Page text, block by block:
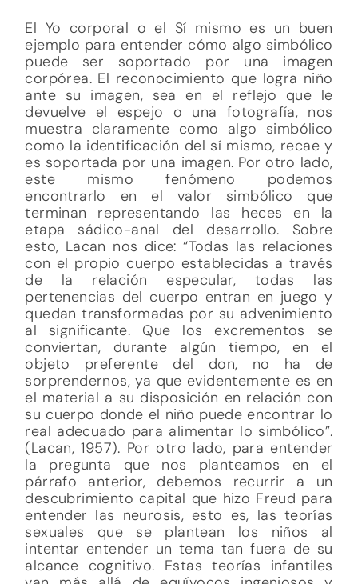
El Yo corporal o el Sí mismo es un buen
ejemplo para entender cómo algo simbólico
puede ser soportado por una imagen
corpórea. El reconocimiento que logra niño
ante su imagen, sea en el reflejo que le
devuelve el espejo o una fotografía, nos
muestra claramente como algo simbólico
como la identificación del sí mismo, recae y
es soportada por una imagen. Por otro lado,
este mismo fenómeno podemos
encontrarlo en el valor simbólico que
terminan representando las heces en la
etapa sádico-anal del desarrollo. Sobre
esto, Lacan nos dice: “Todas las relaciones
con el propio cuerpo establecidas a través
de la relación especular, todas las
pertenencias del cuerpo entran en juego y
quedan transformadas por su advenimiento
al significante. Que los excrementos se
conviertan, durante algún tiempo, en el
objeto preferente del don, no ha de
sorprendernos, ya que evidentemente es en
el material a su disposición en relación con
su cuerpo donde el niño puede encontrar lo
real adecuado para alimentar lo simbólico”.
(Lacan, 1957). Por otro lado, para entender
la pregunta que nos planteamos en el
párrafo anterior, debemos recurrir a un
descubrimiento capital que hizo Freud para
entender las neurosis, esto es, las teorías
sexuales que se plantean los niños al
intentar entender un tema tan fuera de su
alcance cognitivo. Estas teorías infantiles